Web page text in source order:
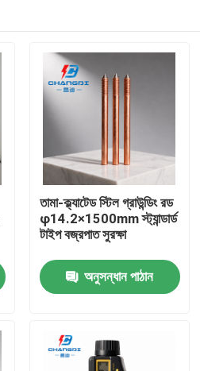
তামা-ক্ল্যাটেড স্টিল গ্রাউন্ডিং রড
φ14.2×1500mm স্ট্যান্ডার্ড
টাইপ বজ্রপাত সুরক্ষা
অনুসন্ধান পাঠান